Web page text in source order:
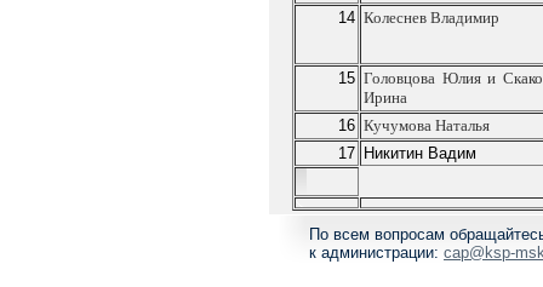
14 Колеснев Владимир
15 Головцова Юлия и
Ирина
16 Кучумова Наталья
17 Никитин Вадим
По всем вопросам
к администрации: cap@ksp-